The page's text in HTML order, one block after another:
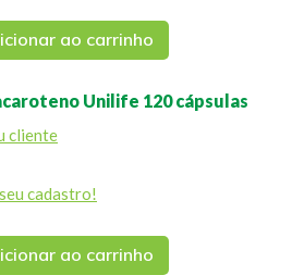
ao carrinho
Unilife 120 cápsulas
cliente
cadastro!
ao carrinho